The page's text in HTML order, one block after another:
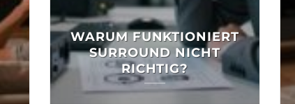
WARUM FUNKTIONIERT
SURROUND NICHT
RICHTIG?